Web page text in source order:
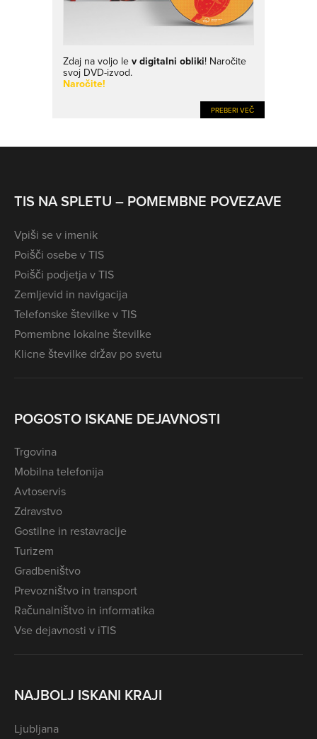
Zdaj na voljo le v digitalni obliki! Naročite
svoj DVD-izvod.
Naročite!
PREBERI VEČ
TIS NA SPLETU – POMEMBNE POVEZAVE
Vpiši se v imenik
Poišči osebe v TIS
Poišči podjetja v TIS
Zemljevid in navigacija
Telefonske številke v TIS
Pomembne lokalne številke
Klicne številke držav po svetu
POGOSTO ISKANE DEJAVNOSTI
Trgovina
Mobilna telefonija
Avtoservis
Zdravstvo
Gostilne in restavracije
Turizem
Gradbeništvo
Prevozništvo in transport
Računalništvo in informatika
Vse dejavnosti v iTIS
NAJBOLJ ISKANI KRAJI
Ljubljana